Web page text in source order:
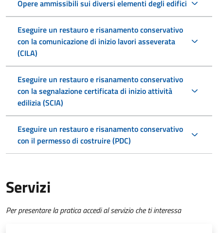
Opere ammissibili sui diversi elementi degli edifici
Eseguire un restauro e risanamento conservativo
con la comunicazione di inizio lavori asseverata
(CILA)
Eseguire un restauro e risanamento conservativo
con la segnalazione certificata di inizio attività
edilizia (SCIA)
Eseguire un restauro e risanamento conservativo
con il permesso di costruire (PDC)
Servizi
Per presentare la pratica accedi al servizio che ti interessa